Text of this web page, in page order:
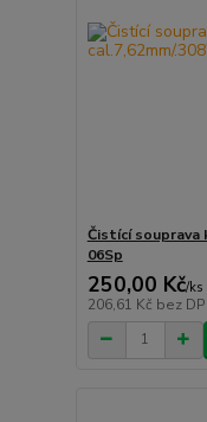
Čistící souprava
06Sp
250,00 Kč/ks
206,61 Kč bez